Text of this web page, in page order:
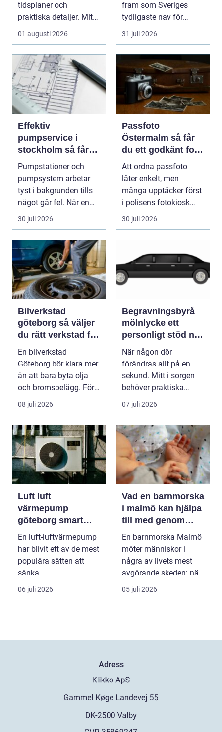
tidsplaner och
praktiska detaljer. Mitt i
allt hamnar flyttstädn...
01 augusti 2026
fram som Sveriges
tydligaste nav för
livehumor....
31 juli 2026
Effektiv
pumpservice i
stockholm så får
du driftsäkra
anläggningar året
runt
Pumpstationer och
pumpsystem arbetar
tyst i bakgrunden tills
något går fel. När en
pump stannar hand...
30 juli 2026
Passfoto
Östermalm så får
du ett godkänt foto
utan stress
Att ordna passfoto
låter enkelt, men
många upptäcker först
i polisens fotokiosk
eller hos fotografen...
30 juli 2026
Bilverkstad
göteborg så väljer
du rätt verkstad för
din bil
En bilverkstad
Göteborg bör klara mer
än att bara byta olja
och bromsbelägg. För
många bilägare i oc...
08 juli 2026
Begravningsbyrå
mölnlycke ett
personligt stöd när
någon gått bort
När någon dör
förändras allt på en
sekund. Mitt i sorgen
behöver praktiska
frågor få svar: var ska
b...
07 juli 2026
Luft luft
värmepump
göteborg smart
värme för
kustklimat
En luft-luftvärmepump
har blivit ett av de mest
populära sätten att
sänka
uppvärmningskostnad
er och ...
06 juli 2026
Vad en barnmorska
i malmö kan hjälpa
till med genom
livets olika faser
En barnmorska Malmö
möter människor i
några av livets mest
avgörande skeden: när
en graviditet plane...
05 juli 2026
Adress